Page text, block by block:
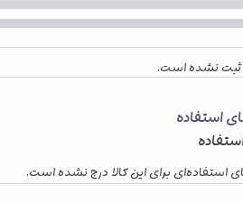
ثبت نشده است.
استفاده
استفاده‌ای برای این کالا درج نشده است.